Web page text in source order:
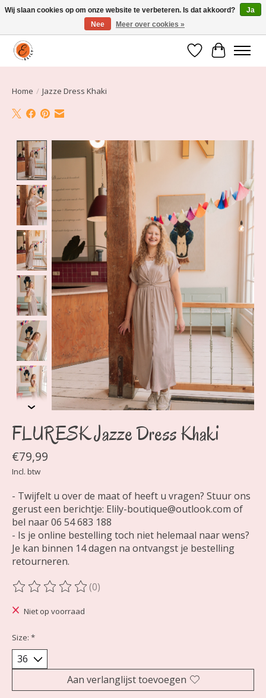
Elily is er om jou te laten stralen! Mode vanaf maat 34 t/m 54
Verlanglijst
Home / Jazze Dress Khaki
Product image slideshow Items
FLURESK Jazze Dress Khaki
€79,99
Incl. btw
- Twijfelt u over de maat of heeft u vragen? Stuur ons
gerust een berichtje: Elily-boutique@outlook.com of
bel naar 06 54 683 188
- Is je online bestelling toch niet helemaal naar wens?
Je kan binnen 14 dagen na ontvangst je bestelling
retourneren.
De beoordeling van dit product is
(0)
Niet op voorraad
Size: *
Aan verlanglijst toevoegen
Wij slaan cookies op om onze website te verbeteren. Is dat akkoord?
Ja
Nee
Meer over cookies »